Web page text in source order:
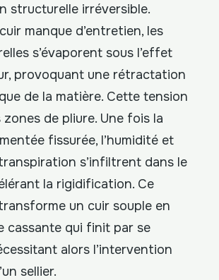
structurelle irréversible.
manque d’entretien, les
s’évaporent sous l’effet
provoquant une rétractation
de la matière. Cette tension
de pliure. Une fois la
fissurée, l’humidité et
s’infiltrent dans le
la rigidification. Ce
un cuir souple en
cassante qui finit par se
alors l’intervention
sellier.